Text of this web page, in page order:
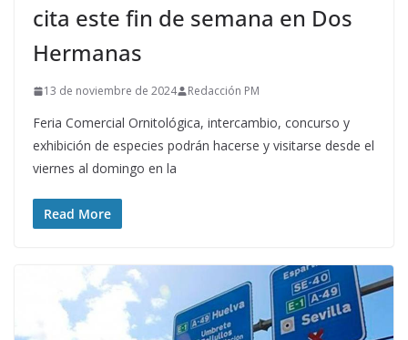
cita este fin de semana en Dos
Hermanas
13 de noviembre de 2024 Redacción PM
Feria Comercial Ornitológica, intercambio, concurso y
exhibición de especies podrán hacerse y visitarse desde el
viernes al domingo en la
Read More